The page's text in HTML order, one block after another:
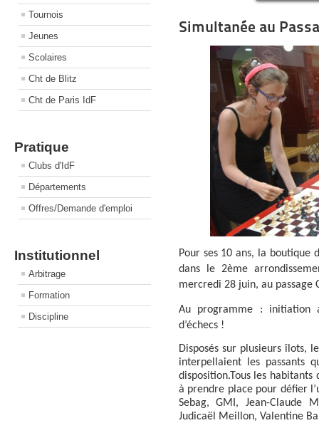
Tournois
Jeunes
Scolaires
Cht de Blitz
Cht de Paris IdF
Pratique
Clubs d'IdF
Départements
Offres/Demande d'emploi
Institutionnel
Arbitrage
Formation
Discipline
Simultanée au
Pour ses 10 ans, la boutique
dans le 2ème
mercredi 28 juin, au passage
Au programme : initiation
d’échecs !
Disposés sur plusieurs îlots,
interpellaient les passants
disposition.Tous les
à prendre place pour défier
Sebag, GMI, Jean-Claude
Judicaël Meillon, Valentine